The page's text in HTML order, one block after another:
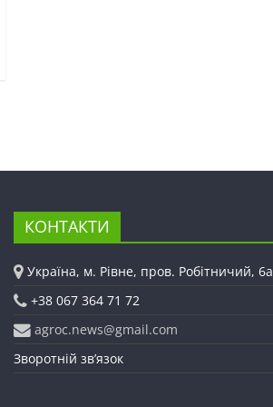
КОНТАКТИ
Україна, м. Рівне, пров. Робітничий, 6а
+38 067 364 71 72
agroc.news@gmail.com
Зворотній зв’язок